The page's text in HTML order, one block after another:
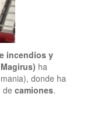
incendios y
Magirus) ha
donde ha
de camiones.